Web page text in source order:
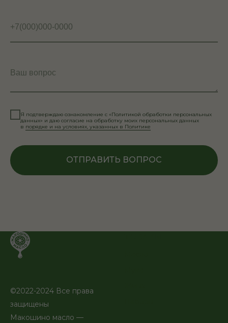
+7(000)000-0000
Ваш вопрос
Я подтверждаю ознакомление с «Политикой обработки персональных
данных» и даю согласие на обработку моих персональных данных
в порядке и на условиях, указанных в Политике
ОТПРАВИТЬ ВОПРОС
©2022-2024 Все права
защищены
Макошино масло —